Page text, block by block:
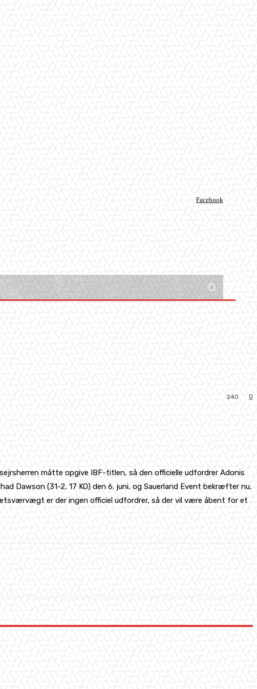
Facebook
0
240
måtte opgive IBF-titlen, så den officielle udfordrer Adonis
Dawson (31-2, 17 KO) den 6. juni, og Sauerland Event bekræfter nu,
er der ingen officiel udfordrer, så der vil være åbent for et